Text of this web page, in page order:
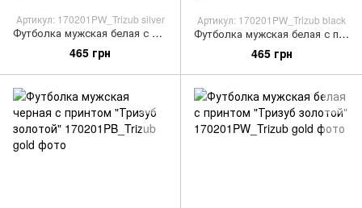
Артикул: 170201PW_Trizub silver
Футболка мужская белая с принтом "Тризуб серебряный"
465 грн
Артикул: 170201PW_Trizub black
Футболка мужская белая с принтом "Тризуб черный"
465 грн